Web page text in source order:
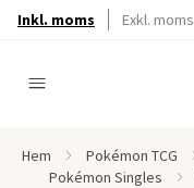
Inkl. moms Exkl. moms
Hem Pokémon TCG
Pokémon Singles